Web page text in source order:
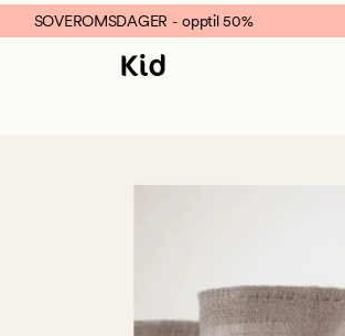
SOVEROMSDAGER - opptil 50%